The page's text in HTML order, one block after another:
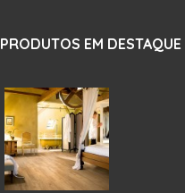
PRODUTOS EM DESTAQUE